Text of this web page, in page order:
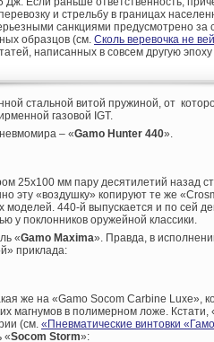
и стрельбу в границах
санкциями предусмотрено за
образцов (см. Сколь веревочка не
написанных в совсем другую
стальной витой пружиной, от
газовой IGT.
– «Gamo Hunter 440».
25х100 мм пару десятилетий назад
эту «воздушку» копируют те же
моделей. 440-й выпускается и по сей
у поклонников оружейной классики.
«Gamo Maxima». Правда, в
приклада:
же на «Gamo Socom Carbine Luxe»,
магнумов в полимерном ложе. Кстати,
(см. «Пневматические винтовки
«Socom Storm»: